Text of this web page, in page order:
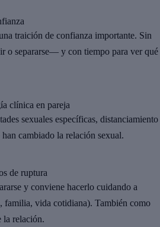
traición de confianza importante. Sin
o separarse— y con tiempo para ver qué
clínica en pareja
sexuales específicas, distanciamiento
cambiado la relación sexual.
de ruptura
y conviene hacerlo cuidando a
familia, vida cotidiana). También como
la relación.